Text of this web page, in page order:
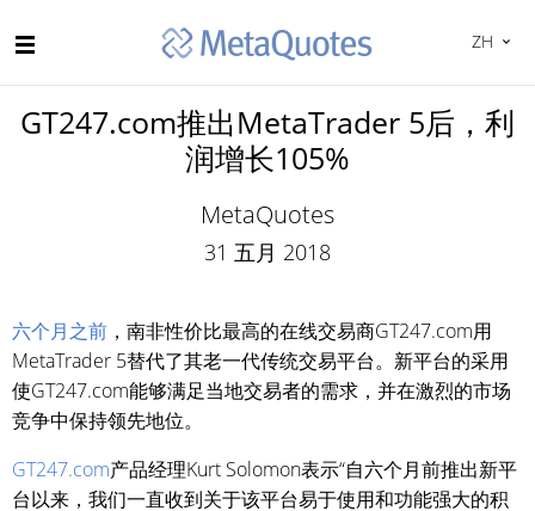
ZH
GT247.com推出MetaTrader 5后，利
润增长105%
MetaQuotes
31 五月 2018
六个月之前 ，南非性价比最高的在线交易商GT247.com用
MetaTrader 5替代了其老一代传统交易平台。新平台的采用
使GT247.com能够满足当地交易者的需求，并在激烈的市场
竞争中保持领先地位。
GT247.com产品经理Kurt Solomon表示“自六个月前推出新平
台以来，我们一直收到关于该平台易于使用和功能强大的积